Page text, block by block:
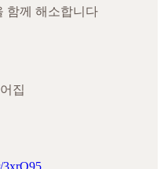
함께 해소합니다
집
3xrO95